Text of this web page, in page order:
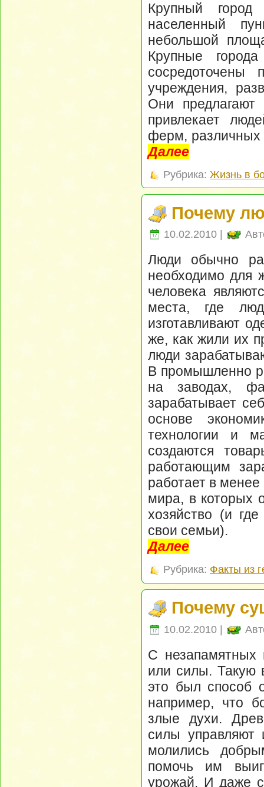
Крупный
населенный
небольшой
Крупные
сосредоточены
учреждения,
Они
привлекает
ферм, различных
Далее
Рубрика: Жизнь в
Почему
10.02.2010 |
Люди обычно
необходимо для
человека
места, где
изготавливают
же, как жили их
люди
В промышленно
на заводах,
зарабатывает
основе
технологии и
создаются
работающим
работает в
мира, в которых
хозяйство (и
свои семьи).
Далее
Рубрика: Факты из
Почему
10.02.2010 |
С
или силы. Такую
это был способ
например, что
злые духи.
силы
молились
помочь им
урожай. И даже